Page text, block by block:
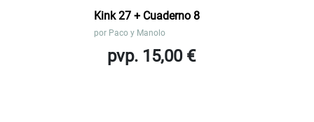
Kink 27 + Cuaderno 8
por Paco y Manolo
pvp. 15,00 €